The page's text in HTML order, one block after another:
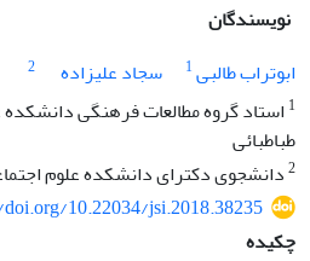
نویسندگان
ابوتراب طالبی1 سجاد علیزاده
2
1 استاد گروه مطالعات فرهنگی دانشکده
طباطبائی
2دانشجوی دکترای دانشکده علوم
10.22034/jsi.2018.38235
چکیده